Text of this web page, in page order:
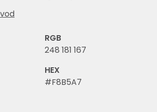
RGB
248 181 167
HEX
#F8B5A7